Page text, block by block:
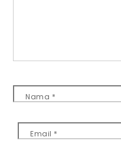
Nama *
Email *